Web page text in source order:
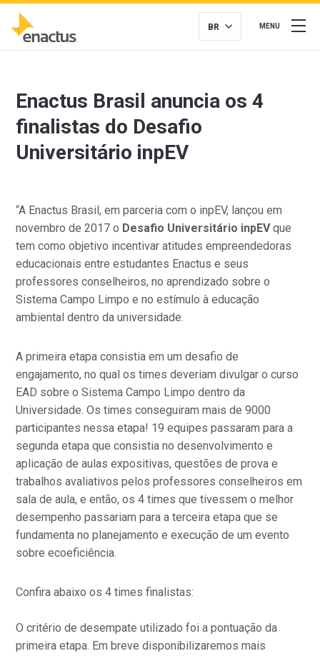
MENU
BR
Enactus Brasil anuncia os 4
finalistas do Desafio
Universitário inpEV
“A Enactus Brasil, em parceria com o inpEV, lançou em
novembro de 2017 o Desafio Universitário inpEVque
tem como objetivo incentivar atitudes empreendedoras
educacionais entre estudantes Enactus e seus
professores conselheiros, no aprendizado sobre o
Sistema Campo Limpo e no estímulo à educação
ambiental dentro da universidade.
A primeira etapa consistia em um desafio de
engajamento, no qual os times deveriam divulgar o curso
EAD sobre o Sistema Campo Limpo dentro da
Universidade. Os times conseguiram mais de 9000
participantes nessa etapa! 19 equipes passaram para a
segunda etapa que consistia no desenvolvimento e
aplicação de aulas expositivas, questões de prova e
trabalhos avaliativos pelos professores conselheiros em
sala de aula, e então, os 4 times que tivessem o melhor
desempenho passariam para a terceira etapa que se
fundamenta no planejamento e execução de um evento
sobre ecoeficiência.
Confira abaixo os 4 times finalistas:
O critério de desempate utilizado foi a pontuação da
primeira etapa. Em breve disponibilizaremos mais